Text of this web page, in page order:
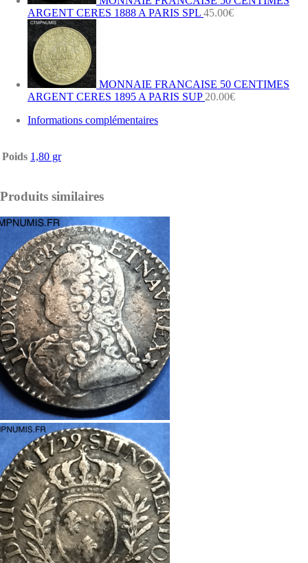
ARGENT CERES 1888 A PARIS SPL 45.00€
MONNAIE FRANCAISE 50 CENTIMES
ARGENT CERES 1895 A PARIS SUP 20.00€
Informations complémentaires
Poids 1,80 gr
Produits similaires